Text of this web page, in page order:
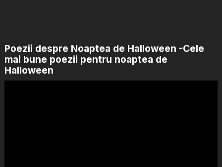
Poezii despre Noaptea de Halloween -Cele
mai bune poezii pentru noaptea de
Halloween